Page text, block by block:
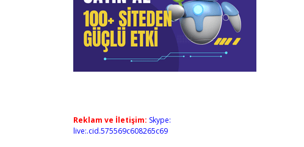
Reklam ve İletişim: Skype:
live:.cid.575569c608265c69